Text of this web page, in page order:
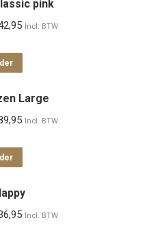
pink
Prijsklasse:
Incl. BTW
Large
Prijsklasse:
Incl. BTW
Prijsklasse:
Incl. BTW